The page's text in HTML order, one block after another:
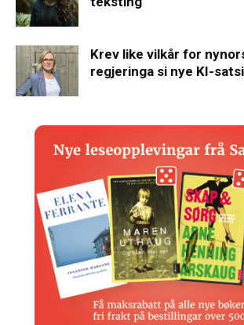
Krev like vilkår for
regjeringa si nye KI-